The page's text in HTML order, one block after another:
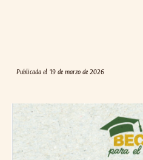
Publicada el 19 de marzo de 2026